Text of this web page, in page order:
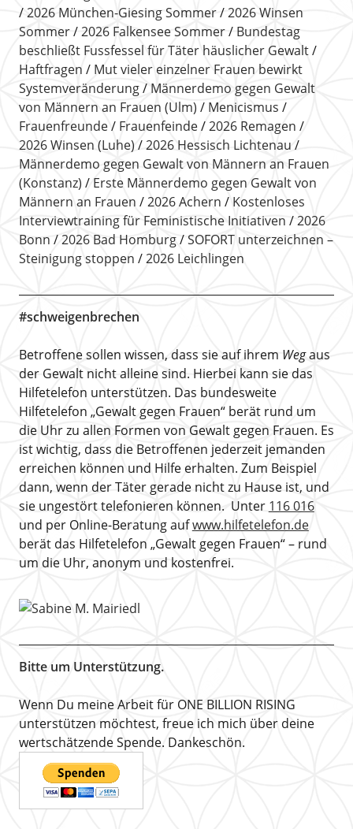
2026 München-Giesing Sommer
2026 Winsen
Sommer
2026 Falkensee Sommer
Bundestag
beschließt Fussfessel für Täter häuslicher Gewalt
Haftfragen
Mut vieler einzelner Frauen bewirkt
Systemveränderung
Männerdemo gegen Gewalt
von Männern an Frauen (Ulm)
Menicismus
Frauenfreunde
Frauenfeinde
2026 Remagen
2026 Winsen (Luhe)
2026 Hessisch Lichtenau
Männerdemo gegen Gewalt von Männern an Frauen
(Konstanz)
Erste Männerdemo gegen Gewalt von
Männern an Frauen
2026 Achern
Kostenloses
Interviewtraining für Feministische Initiativen
2026
Bonn
2026 Bad Homburg
SOFORT unterzeichnen –
Steinigung stoppen
2026 Leichlingen
#schweigenbrechen
Betroffene sollen wissen, dass sie auf ihrem Wegaus
der Gewalt nicht alleine sind. Hierbei kann sie das
Hilfetelefon unterstützen. Das bundesweite
Hilfetelefon „Gewalt gegen Frauen“ berät rund um
die Uhr zu allen Formen von Gewalt gegen Frauen. Es
ist wichtig, dass die Betroffenen jederzeit jemanden
erreichen können und Hilfe erhalten. Zum Beispiel
dann, wenn der Täter gerade nicht zu Hause ist, und
sie ungestört telefonieren können. Unter 116 016
und per Online-Beratung aufwww.hilfetelefon.de
berät das Hilfetelefon „Gewalt gegen Frauen“ – rund
um die Uhr, anonym und kostenfrei.
Bitte um Unterstützung.
Wenn Du meine Arbeit für ONE BILLION RISING
unterstützen möchtest, freue ich mich über deine
wertschätzende Spende. Dankeschön.